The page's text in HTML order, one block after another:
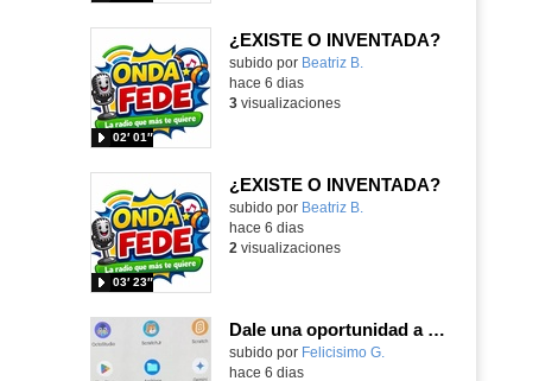
¿EXISTE O INVENTADA?
Contenido educativo.
subido por Beatriz B.
02′ 01″
hace 6 dias
3visualizaciones
¿EXISTE O INVENTADA?
Contenido educativo.
subido por Beatriz B.
03′ 23″
hace 6 dias
2 visualizaciones
Dale una oportunidad a los Chromebooks y utiliza un proyector para realizar talleres si no tienes pantallas táctiles
Contenido educativo.
subido por Felicisimo G.
hace 6 dias